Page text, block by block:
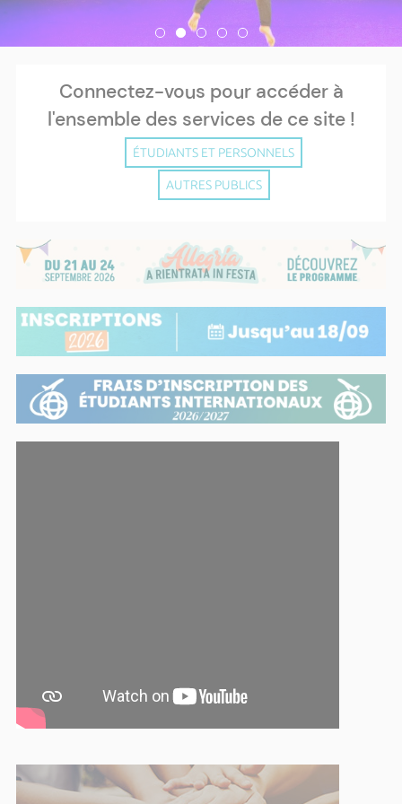
Connectez-vous pour accéder à
l'ensemble des services de ce site !
ÉTUDIANTS ET PERSONNELS
AUTRES PUBLICS